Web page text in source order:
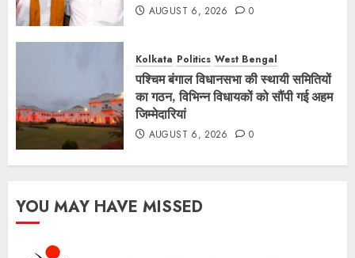
AUGUST 6, 2026 0
Kolkata Politics West Bengal
पश्चिम बंगाल विधानसभा की स्थायी समितियों
का गठन, विभिन्न विधायकों को सौंपी गई अहम
जिम्मेदारियां
AUGUST 6, 2026 0
YOU MAY HAVE MISSED